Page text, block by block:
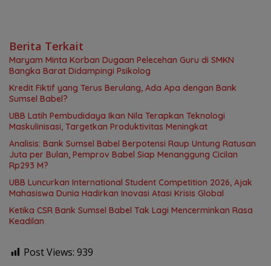
Berita Terkait
Maryam Minta Korban Dugaan Pelecehan Guru di SMKN
Bangka Barat Didampingi Psikolog
Kredit Fiktif yang Terus Berulang, Ada Apa dengan Bank
Sumsel Babel?
UBB Latih Pembudidaya Ikan Nila Terapkan Teknologi
Maskulinisasi, Targetkan Produktivitas Meningkat
Analisis: Bank Sumsel Babel Berpotensi Raup Untung Ratusan
Juta per Bulan, Pemprov Babel Siap Menanggung Cicilan
Rp293 M?
UBB Luncurkan International Student Competition 2026, Ajak
Mahasiswa Dunia Hadirkan Inovasi Atasi Krisis Global
Ketika CSR Bank Sumsel Babel Tak Lagi Mencerminkan Rasa
Keadilan
Post Views: 939